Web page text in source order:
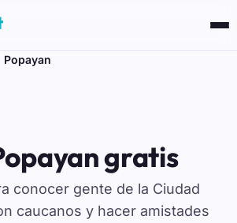
Popayan
gratis
conocer gente de la Ciudad
caucanos y hacer amistades